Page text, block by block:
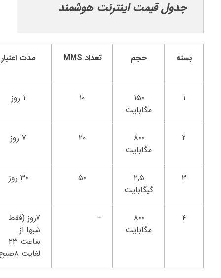
جدول قیمت اینترنت هوشمند
بسته حجم تعداد MMS مدت اعتبار
۱
۱۵۰
مگابایت
۱۰ ۱ روز
۲
۸۰۰
مگابایت
۲۰ ۷ روز
۳
۲,۵
گیگابایت
۵۰ ۳۰ روز
۴
۸۰۰
مگابایت
–
۷روز (فقط
شبها از
ساعت ۲۳
لغایت ۸صبح)